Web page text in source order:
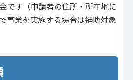
です（申請者の住所・所在地に
事業を実施する場合は補助対象